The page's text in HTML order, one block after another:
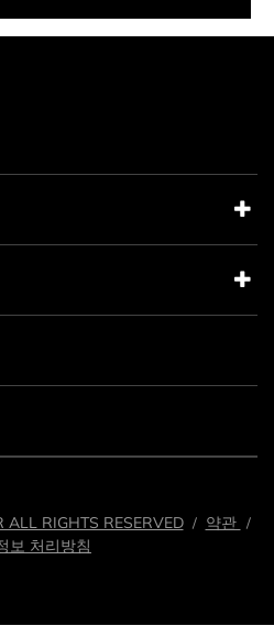
RIGHTS RESERVED / 약관 /
보 처리방침